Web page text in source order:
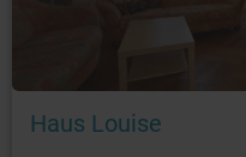
Haus Louise